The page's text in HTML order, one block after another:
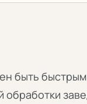
быть